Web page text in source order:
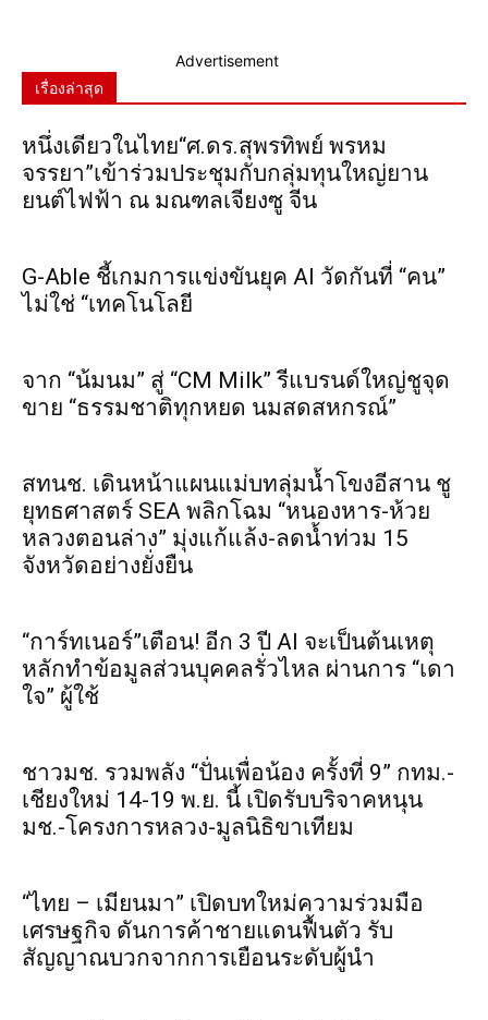
Advertisement
เรื่องล่าสุด
หนึ่งเดียวในไทย“ศ.ดร.สุพรทิพย์ พรหม
จรรยา”เข้าร่วมประชุมกับกลุ่มทุนใหญ่ยาน
ยนต์ไฟฟ้า ณ มณฑลเจียงซู จีน
G-Able ชี้เกมการแข่งขันยุค AI วัดกันที่ “คน”
ไม่ใช่ “เทคโนโลยี
จาก “น้มนม” สู่ “CM Milk” รีแบรนด์ใหญ่ชูจุด
ขาย “ธรรมชาติทุกหยด นมสดสหกรณ์”
สทนช. เดินหน้าแผนแม่บทลุ่มน้ำโขงอีสาน ชู
ยุทธศาสตร์ SEA พลิกโฉม “หนองหาร-ห้วย
หลวงตอนล่าง” มุ่งแก้แล้ง-ลดน้ำท่วม 15
จังหวัดอย่างยั่งยืน
“การ์ทเนอร์”เตือน! อีก 3 ปี AI จะเป็นต้นเหตุ
หลักทำข้อมูลส่วนบุคคลรั่วไหล ผ่านการ “เดา
ใจ” ผู้ใช้
ชาวมช. รวมพลัง “ปั่นเพื่อน้อง ครั้งที่ 9” กทม.-
เชียงใหม่ 14-19 พ.ย. นี้ เปิดรับบริจาคหนุน
มช.-โครงการหลวง-มูลนิธิขาเทียม
“ไทย – เมียนมา” เปิดบทใหม่ความร่วมมือ
เศรษฐกิจ ดันการค้าชายแดนฟื้นตัว รับ
สัญญาณบวกจากการเยือนระดับผู้นำ